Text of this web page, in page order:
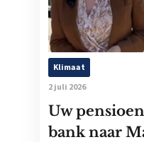
Klimaat
2 juli 2026
Uw
bank naar